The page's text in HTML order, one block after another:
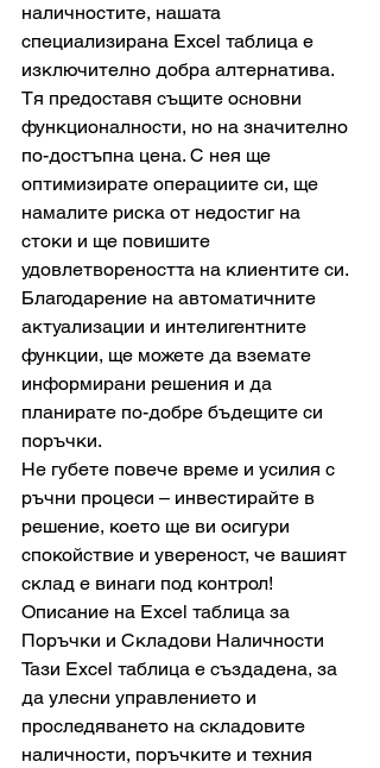
наличностите, нашата
специализирана Excel таблица е
изключително добра алтернатива.
Тя предоставя същите основни
функционалности, но на значително
по-достъпна цена. С нея ще
оптимизирате операциите си, ще
намалите риска от недостиг на
стоки и ще повишите
удовлетвореността на клиентите си.
Благодарение на автоматичните
актуализации и интелигентните
функции, ще можете да вземате
информирани решения и да
планирате по-добре бъдещите си
поръчки.
Не губете повече време и усилия с
ръчни процеси – инвестирайте в
решение, което ще ви осигури
спокойствие и увереност, че вашият
склад е винаги под контрол!
Описание на Excel таблица за
Поръчки и Складови Наличности
Тази Excel таблица е създадена, за
да улесни управлението и
проследяването на складовите
наличности, поръчките и техния